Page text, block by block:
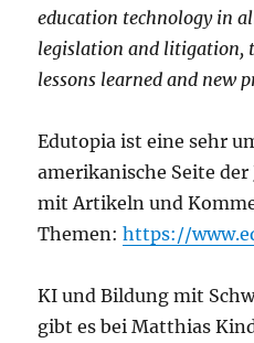
education technology in
legislation and litigation,
lessons learned and new
Edutopia ist eine sehr
amerikanische Seite
mit Artikeln und
Themen:https://
KI und Bildung mit
gibt es bei Matthias